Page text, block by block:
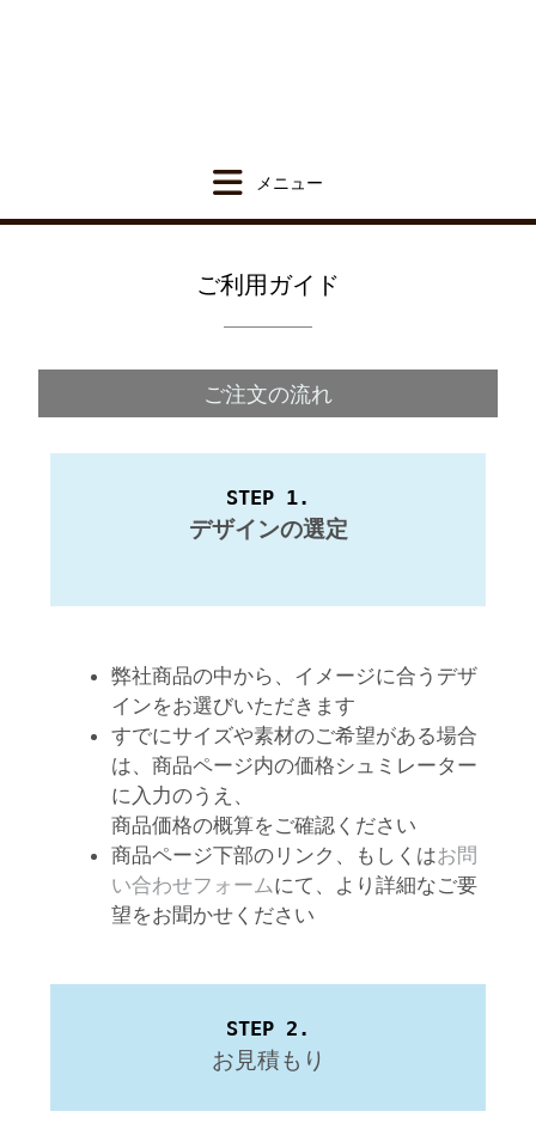
ご利用ガイド
ご注文の流れ
STEP 1.
デザインの選定
弊社商品の中から、イメージに合うデザ
インをお選びいただきます
すでにサイズや素材のご希望がある場合
は、 商品ページ内の価格シュミレーター
に入力のうえ、
商品価格の概算をご確認ください
商品ページ下部のリンク、もしくはお問
い合わせフォームにて、より詳細なご要
望をお聞かせください
STEP 2.
お見積もり